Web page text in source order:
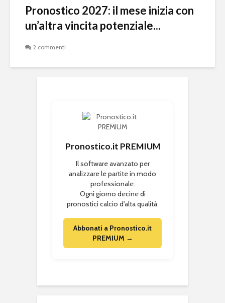
Pronostico 2027: il mese inizia con
un’altra vincita potenziale...
2 commenti
Pronostico.it PREMIUM
Il software avanzato per
analizzare le partite in modo
professionale.
Ogni giorno decine di
pronostici calcio d'alta qualità.
Abbonati a Pronostico.it
PREMIUM →